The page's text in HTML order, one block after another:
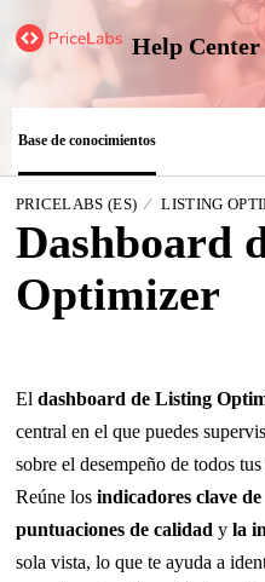
Help Center
Base de conocimientos
PRICELABS (ES) LISTING
Dashboard
Optimizer
El dashboard de Listing
central en el que puedes
sobre el desempeño de todos
Reúne los indicadores clave
puntuaciones de calidad y la
sola vista, lo que te ayuda a